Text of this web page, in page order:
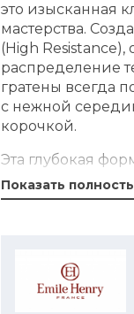
это изысканная
мастерства.
(High
распределение
гратены всегда
с нежной
корочкой.
Эта глубокая
позволяет
разнообразными
комфорт при
Показать